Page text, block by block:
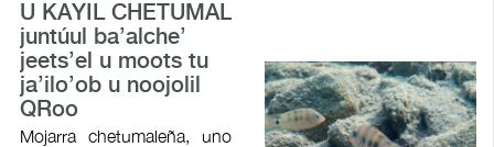
U KAYIL CHETUMAL
juntúul ba’alche’
jeets’el u moots tu
ja’ilo’ob u noojolil
QRoo
Mojarra chetumaleña, uno